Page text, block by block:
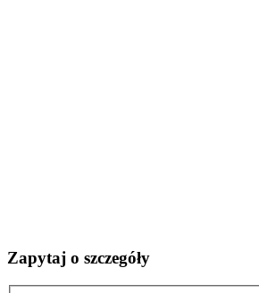
Zapytaj o szczegóły